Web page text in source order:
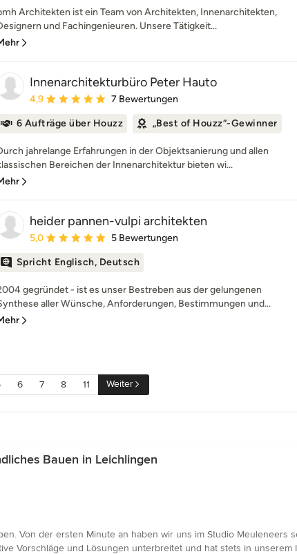
Architekten ist ein Team von Architekten, Innenarchitekten,
und Fachingenieuren. Unsere Tätigkeit...
Innenarchitekturbüro Peter Hauto
Durchschnittliche Bewertung: 4.9 von 5 Sternen
4,9 7 Bewertungen
6 Aufträge über Houzz „Best of Houzz“-Gewinner
jahrelange Erfahrungen in der Objektsanierung und allen
Bereichen der Innenarchitektur bieten wi...
heider pannen-vulpi architekten
Durchschnittliche Bewertung: 5 von 5 Sternen
5,0 5 Bewertungen
Spricht Englisch, Deutsch
gegründet - ist es unser Bestreben aus der gelungenen
aller Wünsche, Anforderungen, Bestimmungen und...
6 7 8 11 Weiter
Bauen in Leichlingen
Von der ersten Minute an haben wir uns im Studio Meuleneers
Vorschläge und Lösungen unterbreitet und hat stets in unserem